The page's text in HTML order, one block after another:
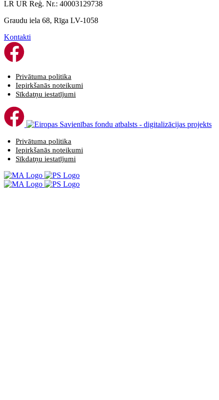
LR UR Reģ. Nr.: 40003129738
Graudu iela 68, Rīga LV-1058
Kontakti
Privātuma politika
Iepirkšanās noteikumi
Sīkdatņu iestatījumi
Privātuma politika
Iepirkšanās noteikumi
Sīkdatņu iestatījumi